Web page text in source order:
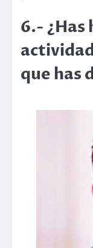
6.- ¿Has
que has